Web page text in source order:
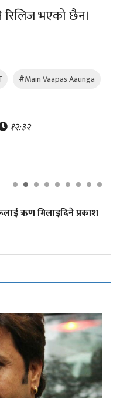
भएको छैन।
#Main Vaapas Aaunga
१२:३२